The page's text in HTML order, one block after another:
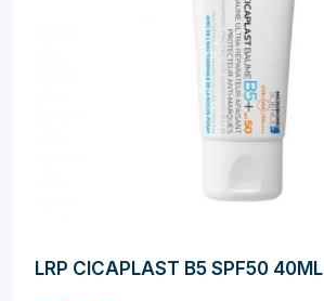
LRP CICAPLAST B5 SPF50 40ML